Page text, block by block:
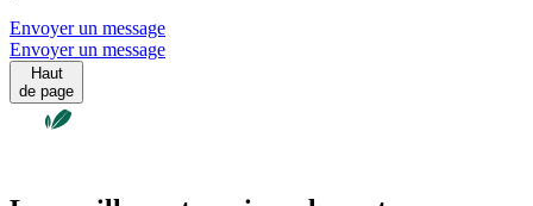
Envoyer un message
Envoyer un message
Haut
de page